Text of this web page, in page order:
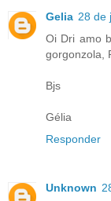
Gelia 28 de
Oi Dri amo
gorgonzola,
Bjs
Gélia
Responder
Unknown